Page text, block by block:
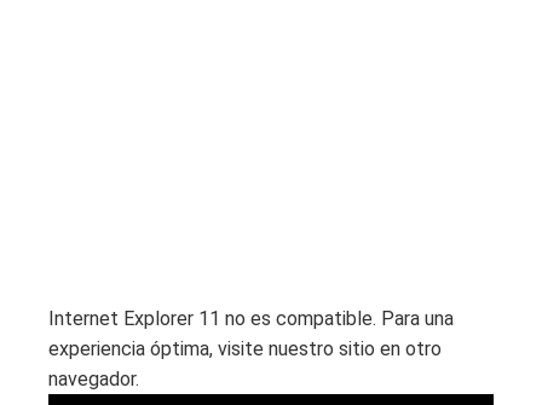
Internet Explorer 11 no es compatible. Para una
experiencia óptima, visite nuestro sitio en otro
navegador.